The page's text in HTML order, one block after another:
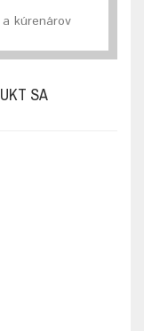
kúrenárov
SA